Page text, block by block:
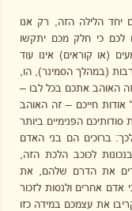
יחד הלילה הזה, רק אנו
לכם כי חלק מכם יתקשו
(או קוראים) אינו עוד
(במהלך הסמינר), הו,
האוהב אתכם בכל לבו –
חייכם – זה האוהב
הפנימיים ביותר
ברוכים הם בני האדם
לכוכב הלכת הזה,
את הדרם שלהם, את
אחרים ולנסות לזכור
את עצמכם במידה כזו